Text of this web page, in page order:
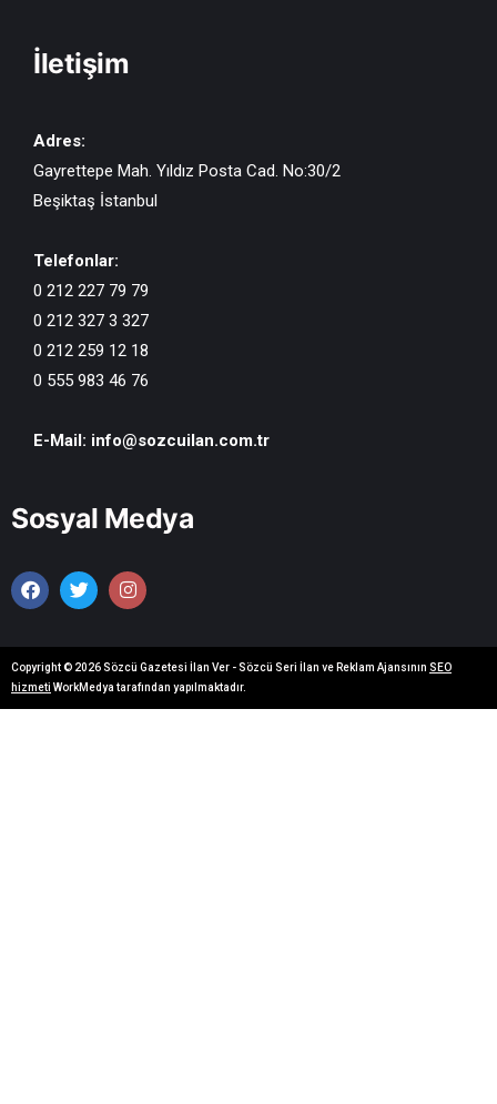
İletişim
Adres:
Gayrettepe Mah. Yıldız Posta Cad. No:30/2
Beşiktaş İstanbul
Telefonlar:
0 212 227 79 79
0 212 327 3 327
0 212 259 12 18
0 555 983 46 76
E-Mail: info@sozcuilan.com.tr
Sosyal Medya
Copyright © 2026 Sözcü Gazetesi İlan Ver - Sözcü Seri İlan ve Reklam Ajansının SEO
hizmeti WorkMedya tarafından yapılmaktadır.